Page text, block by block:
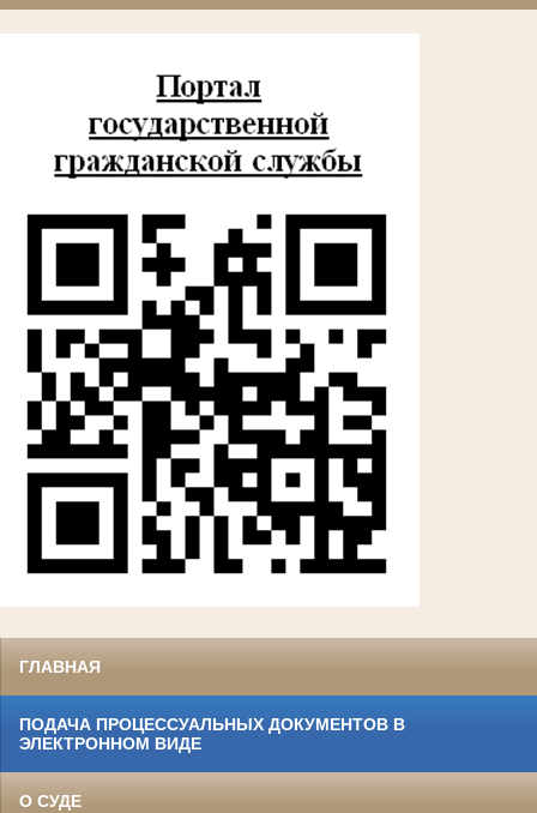
ГЛАВНАЯ
ПОДАЧА ПРОЦЕССУАЛЬНЫХ ДОКУМЕНТОВ В
ЭЛЕКТРОННОМ ВИДЕ
О СУДЕ